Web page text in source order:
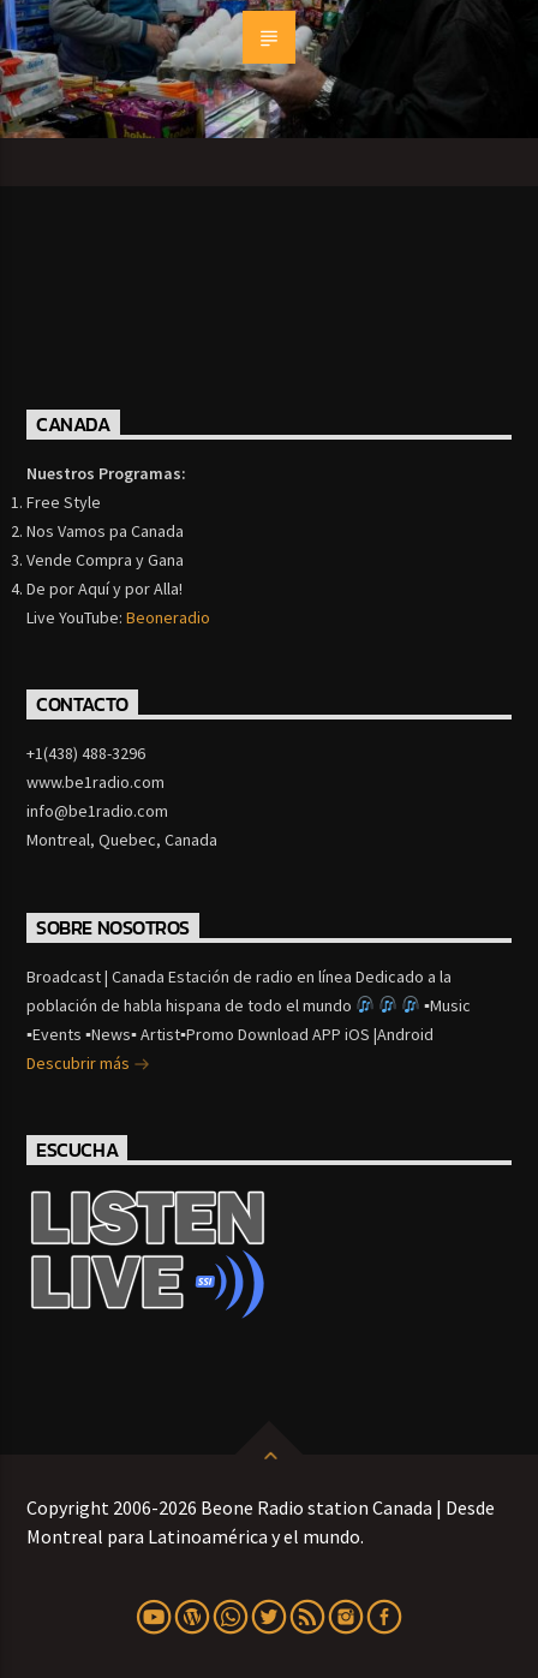
CANADA
Nuestros Programas:
Free Style
Nos Vamos pa Canada
Vende Compra y Gana
De por Aquí y por Alla!
Live YouTube:Beoneradio
CONTACTO
+1(438) 488-3296
www.be1radio.com
info@be1radio.com
Montreal, Quebec, Canada
SOBRE NOSOTROS
Broadcast | Canada Estación de radio en línea Dedicado a la
población de habla hispana de todo el mundo
▪Music
▪Events ▪News▪ Artist▪Promo Download APP iOS |Android
Descubrir más
ESCUCHA
Copyright 2006-2026 Beone Radio station Canada | Desde
Montreal para Latinoamérica y el mundo.